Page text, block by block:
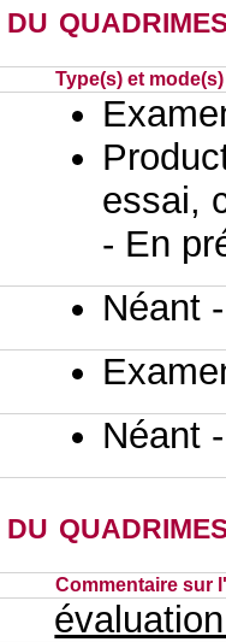
Type(s) et
essai,
- En
Néant
Néant
Commentaire sur